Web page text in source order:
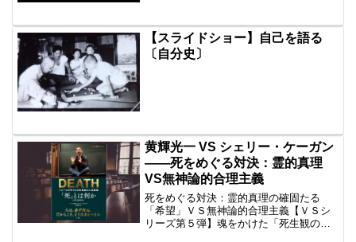
くなるもの。兵器になるもの。・・・紫
外線や、電磁波もその実態は...
【スライドショー】自己を語る
〔自分史〕
黄輝光一 VS シェリー・ケーガン
――死をめぐる対決：霊的真理
VS無神論的合理主義
死をめぐる対決：霊的真理の確固たる
「希望」ＶＳ無神論的合理主義【ＶＳシ
リーズ第５弾】魂をかけた「死生観の激